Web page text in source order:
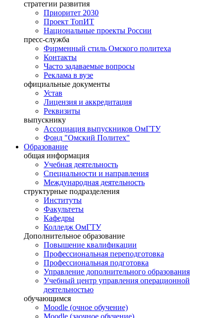
стратегии развития
Приоритет 2030
Проект ТопИТ
Национальные проекты России
пресс-служба
Фирменный стиль Омского политеха
Контакты
Часто задаваемые вопросы
Реклама в вузе
официальные документы
Устав
Лицензия и аккредитация
Реквизиты
выпускнику
Ассоциация выпускников ОмГТУ
Фонд "Омский Политех"
Образование
общая информация
Учебная деятельность
Специальности и направления
Международная деятельность
структурные подразделения
Институты
Факультеты
Кафедры
Колледж ОмГТУ
Дополнительное образование
Повышение квалификации
Профессиональная переподготовка
Профессиональная подготовка
Управление дополнительного образования
Учебный центр управления операционной
деятельностью
обучающимся
Moodle (очное обучение)
Moodle (заочное обучение)